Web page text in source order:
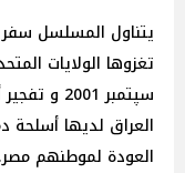
يتناول المسلسل
سپتمبر
العراق لديها أسلحة
العودة لموطنهم مصر.